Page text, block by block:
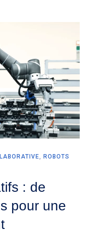
, ROBOTS
: de
pour une